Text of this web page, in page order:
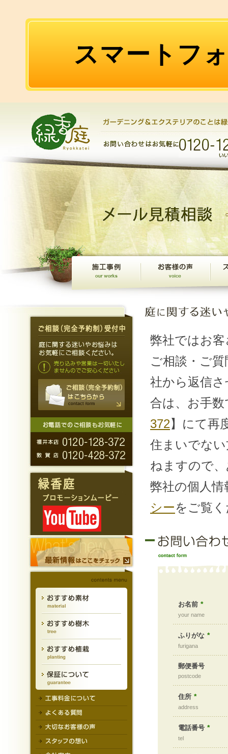
スマートフ
弊社ではお
ご相談・ご
社から返信
合は、お手
372】にて再
住まいでな
ねますので
弊社の個人
シーをご覧
お名前 *
your name
ふりがな *
furigana
郵便番号
postcode
住所 *
address
電話番号 *
tel